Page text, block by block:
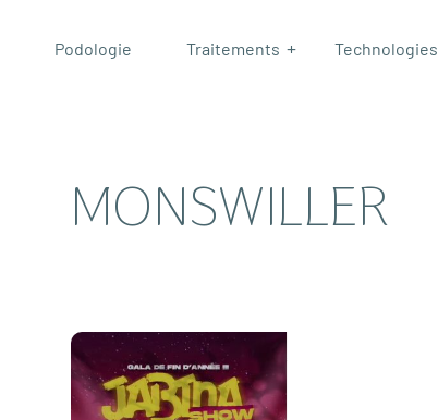
Podologie Traitements
Podologie du sport
Technologies
MONSWILLER